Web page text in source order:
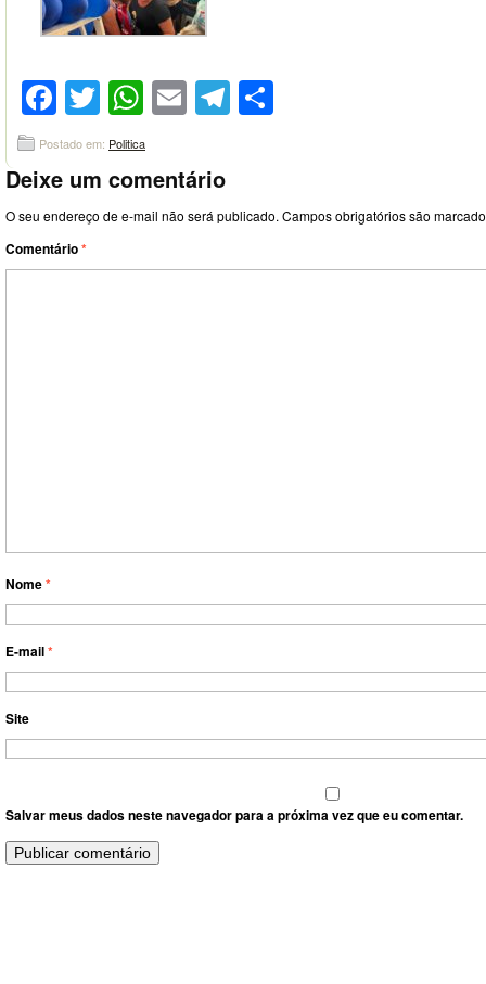
Facebook
Twitter
WhatsApp
EmailTelegram
Postado em: Politica
Deixe um comentário
O seu endereço de e-mail não será publicado. Campos obrigatórios são
Comentário*
Nome*
E-mail*
Site
Salvar meus dados neste navegador para a próxima vez que eu comentar.